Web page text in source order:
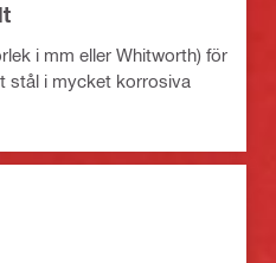
i mm eller Whitworth) för
stål i mycket korrosiva